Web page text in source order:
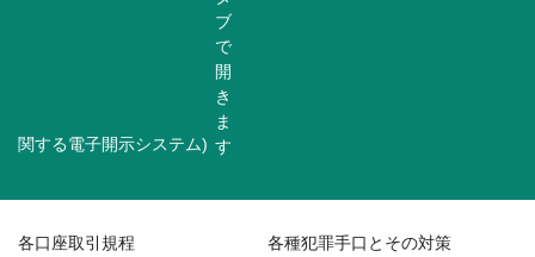
関する電子開示システム)
各口座取引規程 各種犯罪手口とその対策